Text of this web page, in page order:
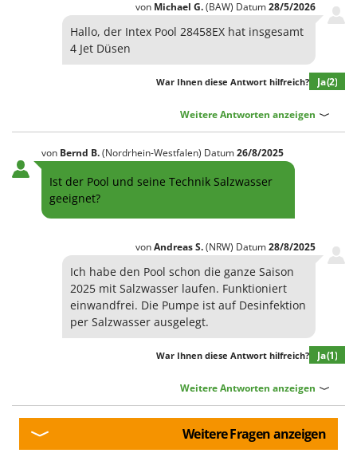
von Michael G.(BAW) Datum28/5/2026
Hallo, der Intex Pool 28458EX hat insgesamt
4 Jet Düsen
War Ihnen diese Antwort hilfreich? Ja(2)
Weitere Antworten anzeigen
von Bernd B.(Nordrhein-Westfalen) Datum26/8/2025
Ist der Pool und seine Technik Salzwasser
geeignet?
vonAndreasS.(NRW) Datum28/8/2025
Ich habe den Pool schon die ganze Saison
2025 mit Salzwasser laufen. Funktioniert
einwandfrei. Die Pumpe ist auf Desinfektion
per Salzwasser ausgelegt.
War Ihnen diese Antwort hilfreich? Ja(1)
Weitere Antworten anzeigen
Weitere Fragen anzeigen